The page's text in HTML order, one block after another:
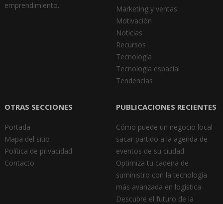
emprendimiento.
Marketing y ventas
Motivación
Noticias
Recursos
Tecnología
Tecnología espacial
Tendencias
OTRAS SECCIONES
Portada
Mapa del sitio
Política de privacidad
Contacto
PUBLICACIONES RECIENTES
Cómo puede un negocio local
sacar partido a la agenda de
eventos de su ciudad
Optimiza tu cadena de
suministro con la tecnología
más avanzada en logística
Descubre el futuro de la